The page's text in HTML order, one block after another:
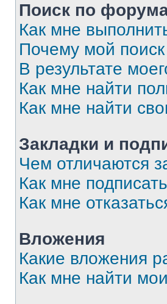
Поиск по
Как мне
Почему мой поиск
В результате
Как мне найти
Как мне найти
Закладки и
Чем отличаются
Как мне
Как мне
Вложения
Какие вложения
Как мне найти